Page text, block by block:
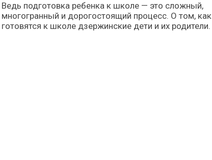
Ведь подготовка ребенка к школе — это сложный,
многогранный и дорогостоящий процесс. О том, как
готовятся к школе дзержинские дети и их родители.